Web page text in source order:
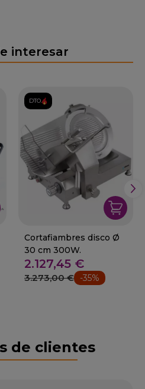
interesar
DTO.
Cortafiambres disco Ø
30 cm 300W.
2.127,45 €
3.273,00 € -35%
de clientes